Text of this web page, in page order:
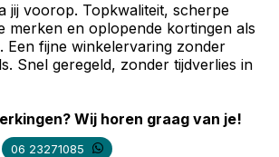
jij voorop. Topkwaliteit, scherpe
merken en oplopende kortingen als
Een fijne winkelervaring zonder
Snel geregeld, zonder tijdverlies in
Wij horen graag van je!
06 23271085